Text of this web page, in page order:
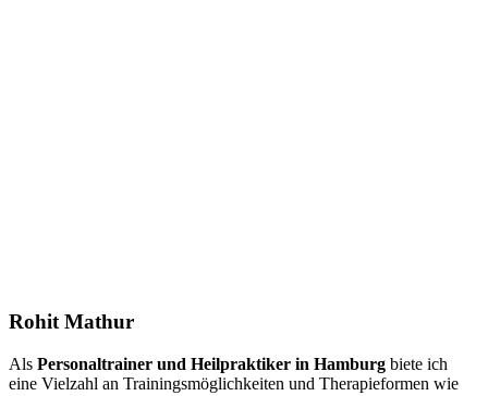
Rohit Mathur
Als Personaltrainer und Heilpraktiker in Hamburg biete ich
eine Vielzahl an Trainingsmöglichkeiten und Therapieformen wie